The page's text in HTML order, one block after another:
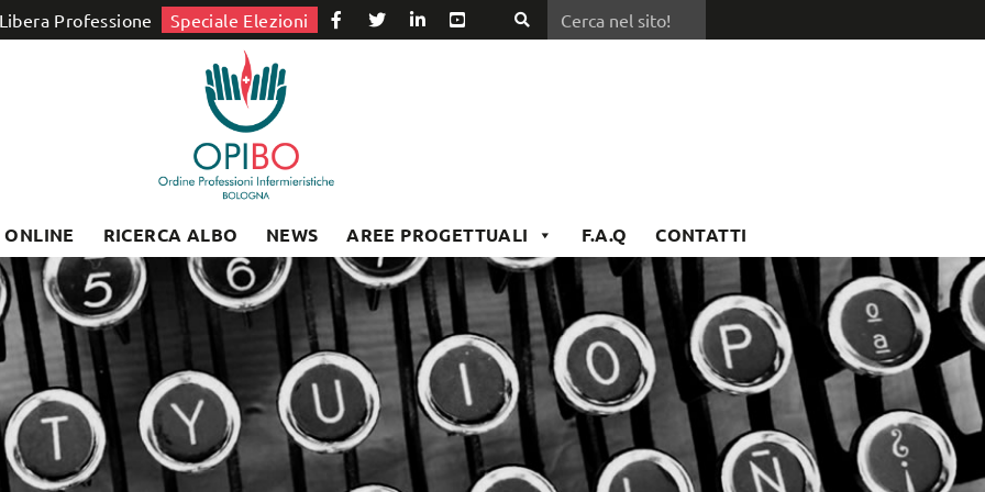
Libera Professione Speciale Elezioni
Cerca
ONLINE RICERCA ALBO NEWS AREE PROGETTUALI F.A.Q CONTATTI